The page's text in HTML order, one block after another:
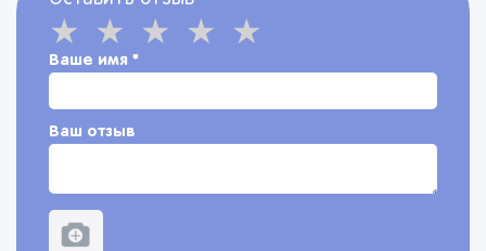
Ваше имя *
Ваш отзыв